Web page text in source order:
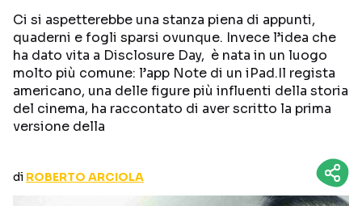
Categorie
NOTIZIE
CURIOSITÀ
RECENSIONI
TRAILER
BOX OFFICE
Seguici sui social
Ci si aspetterebbe una stanza piena di appunti,
quaderni e fogli sparsi ovunque. Invece l’idea che
ha dato vita a Disclosure Day, è nata in un luogo
molto più comune: l’app Note di un iPad.Il regista
americano, una delle figure più influenti della storia
del cinema, ha raccontato di aver scritto la prima
versione della
di ROBERTO ARCIOLA